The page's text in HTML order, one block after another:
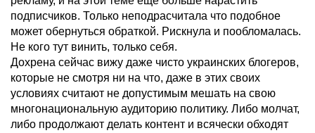
подписчиков. Только неподрасчитала что подобное
может обернуться обраткой. Рискнула и пообломалась.
Не кого тут винить, только себя.
Дохрена сейчас вижу даже чисто украинских блогеров,
которые не смотря ни на что, даже в этих своих
условиях считают не допустимым мешать на свою
многонациональную аудиторию политику. Либо молчат,
либо продолжают делать контент и всячески обходят